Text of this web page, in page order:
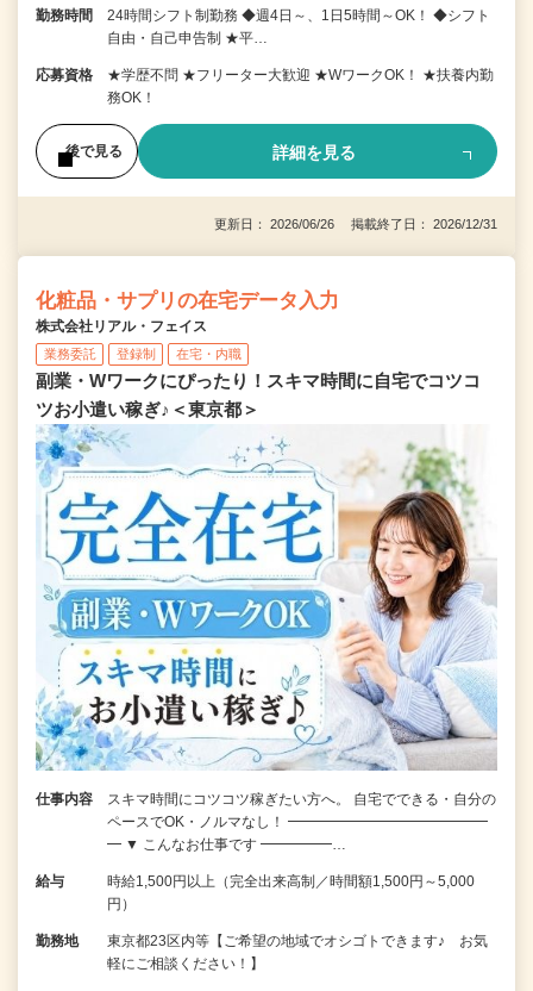
勤務時間
24時間シフト制勤務 ◆週4日～、1日5時間～OK！ ◆シフト
自由・自己申告制 ★平…
応募資格
★学歴不問 ★フリーター大歓迎 ★WワークOK！ ★扶養内勤
務OK！
後で見る 詳細を見る
更新日： 2026/06/26 掲載終了日： 2026/12/31
化粧品・サプリの在宅データ入力
株式会社リアル・フェイス
業務委託 登録制 在宅・内職
副業・Wワークにぴったり！スキマ時間に自宅でコツコ
ツお小遣い稼ぎ♪＜東京都＞
仕事内容
スキマ時間にコツコツ稼ぎたい方へ。 自宅でできる・自分の
ペースでOK・ノルマなし！ ━━━━━━━━━━━━━━
━ ▼ こんなお仕事です ━━━━━…
給与
時給1,500円以上（完全出来高制／時間額1,500円～5,000
円）
勤務地
東京都23区内等【ご希望の地域でオシゴトできます♪ お気
軽にご相談ください！】